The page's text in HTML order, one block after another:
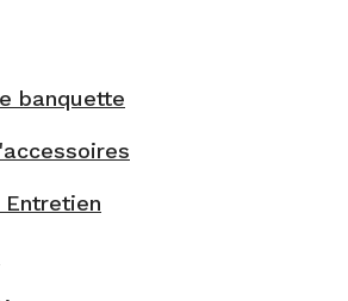
banquette